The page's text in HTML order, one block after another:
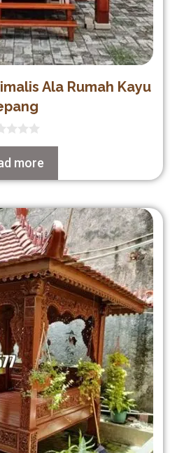
Ala Rumah Kayu
more